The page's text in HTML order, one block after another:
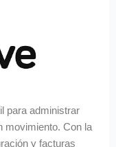
para administrar
movimiento. Con la
y facturas